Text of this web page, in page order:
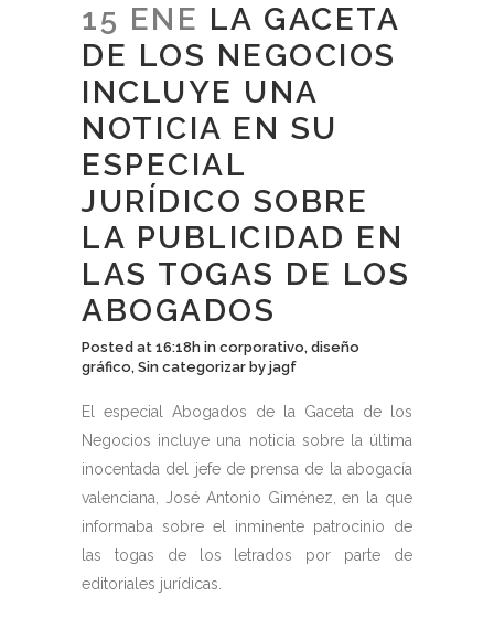
15 ENE LA GACETA
DE LOS NEGOCIOS
INCLUYE UNA
NOTICIA EN SU
ESPECIAL
JURÍDICO SOBRE
LA PUBLICIDAD EN
LAS TOGAS DE LOS
ABOGADOS
Posted at 16:18h in corporativo, diseño
gráfico, Sin categorizar by jagf
El especial Abogados de la Gaceta de los
Negocios incluye una noticia sobre la última
inocentada del jefe de prensa de la abogacía
valenciana, José Antonio Giménez, en la que
informaba sobre el inminente patrocinio de
las togas de los letrados por parte de
editoriales jurídicas.